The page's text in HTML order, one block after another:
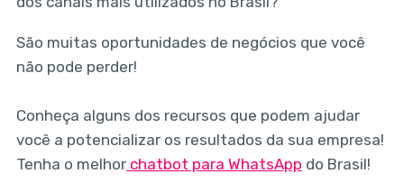
São muitas oportunidades de negócios que você
não pode perder!
Conheça alguns dos recursos que podem ajudar
você a potencializar os resultados da sua empresa!
Tenha o melhorchatbot para WhatsApp do Brasil!